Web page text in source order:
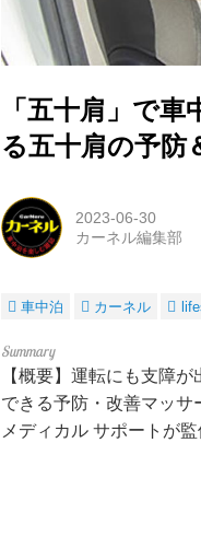
「五十肩」で
る五十肩の予防
2023-06-30
カーネル編集部
車中泊 カーネル
【概要】運転にも支障
できる予防・改善マッ
メディカル サポートが監